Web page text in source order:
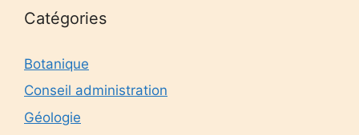
Catégories
Botanique
Conseil administration
Géologie